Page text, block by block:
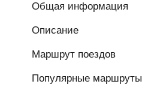
Общая информация
Описание
Маршрут поездов
Популярные маршруты